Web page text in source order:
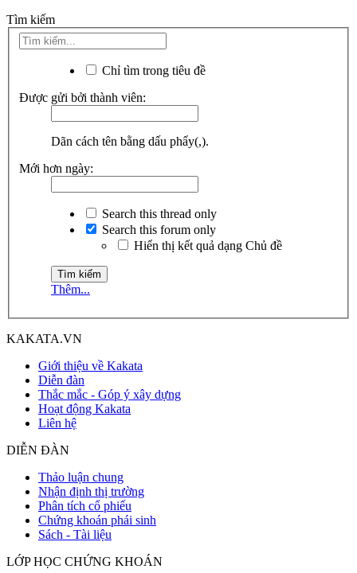
Tìm kiếm
Chỉ tìm trong tiêu đề
Được gửi bởi thành viên:
Dãn cách tên bằng dấu phẩy(,).
Mới hơn ngày:
Search this thread only
Search this forum only
Hiển thị kết quả dạng Chủ đề
Thêm...
KAKATA.VN
Giới thiệu về Kakata
Diễn đàn
Thắc mắc - Góp ý xây dựng
Hoạt động Kakata
Liên hệ
DIỄN ĐÀN
Thảo luận chung
Nhận định thị trường
Phân tích cổ phiếu
Chứng khoán phái sinh
Sách - Tài liệu
LỚP HỌC CHỨNG KHOÁN